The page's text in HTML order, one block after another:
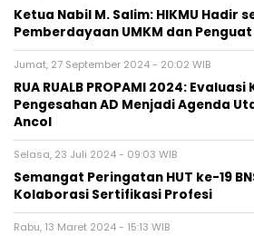
Ketua Nabil M. Salim: HIKMU Hadir
Pemberdayaan UMKM dan
Jumat, 27 September 2024 - 20:02 WIB
RUA RUALB PROPAMI 2024:
Pengesahan AD Menjadi Agenda
Ancol
Selasa, 23 Juli 2024 - 09:03 WIB
Semangat Peringatan HUT ke-19
Kolaborasi Sertifikasi Profesi
Rabu, 13 Maret 2024 - 15:13 WIB